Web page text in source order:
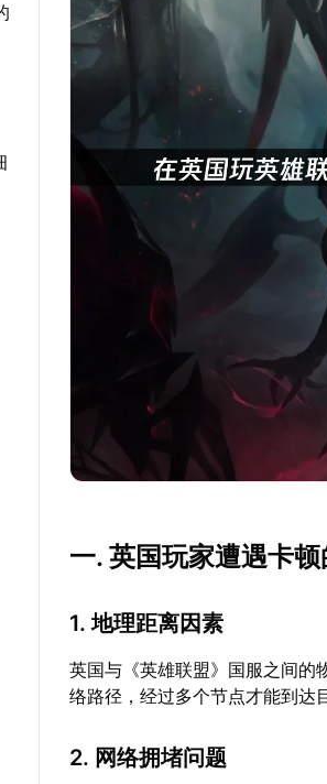
一. 英国玩家遭遇卡顿
1. 地理距离因素
英国与《英雄联盟》国服之间的
络路径，经过多个节点才能到达
2. 网络拥堵问题